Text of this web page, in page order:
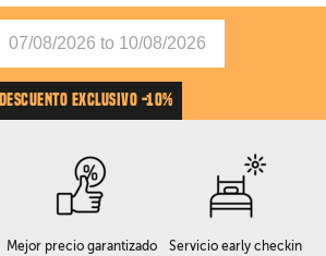
DESCUENTO EXCLUSIVO -10%
Mejor precio garantizado Servicio early checkin